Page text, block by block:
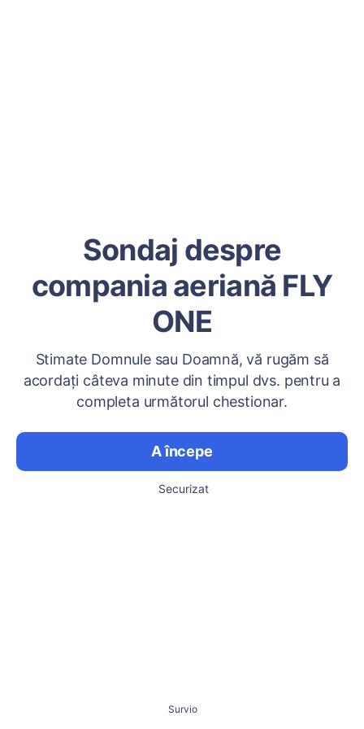
Sondaj despre
compania aeriană FLY
ONE
Stimate Domnule sau Doamnă, vă rugăm să
acordați câteva minute din timpul dvs. pentru a
completa următorul chestionar.
A începe
Securizat
Survio